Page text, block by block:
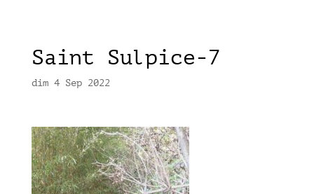
Saint Sulpice-7
dim 4 Sep 2022